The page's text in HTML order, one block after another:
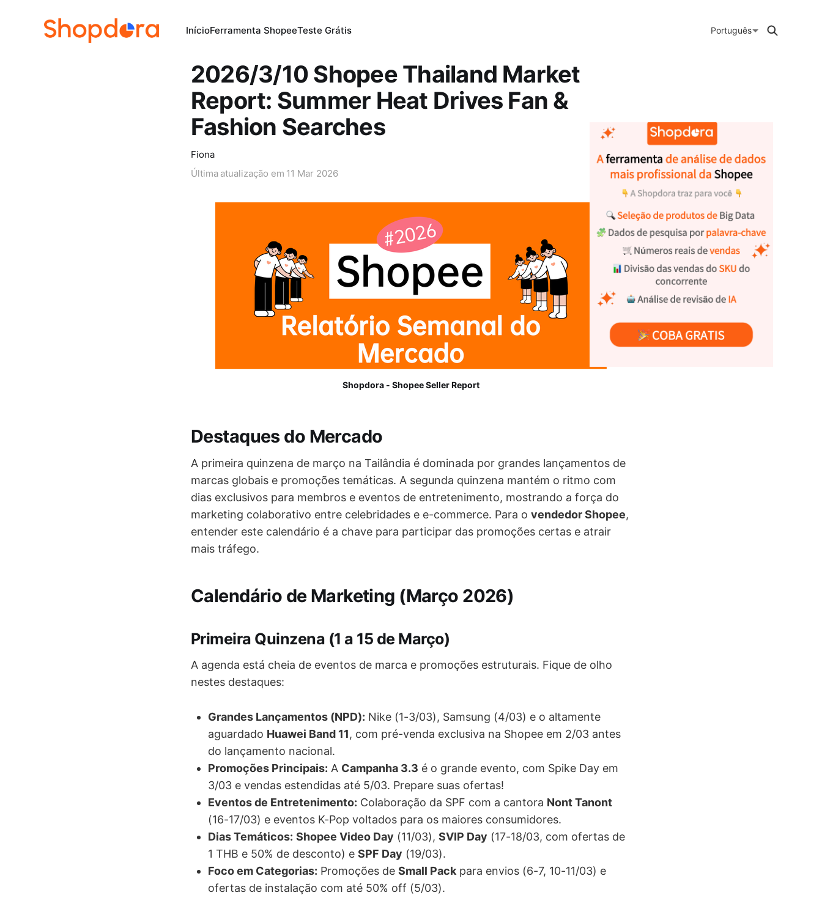
InícioFerramenta ShopeeTeste Grátis Português
2026/3/10 Shopee Thailand Market
Report: Summer Heat Drives Fan &
Fashion Searches
Fiona
Última atualização em 11 Mar 2026
Shopdora - Shopee Seller Report
Destaques do Mercado
A primeira quinzena de março na Tailândia é dominada por grandes lançamentos de
marcas globais e promoções temáticas. A segunda quinzena mantém o ritmo com
dias exclusivos para membros e eventos de entretenimento, mostrando a força do
marketing colaborativo entre celebridades e e-commerce. Para o vendedor Shopee,
entender este calendário é a chave para participar das promoções certas e atrair
mais tráfego.
Calendário de Marketing (Março 2026)
Primeira Quinzena (1 a 15 de Março)
A agenda está cheia de eventos de marca e promoções estruturais. Fique de olho
nestes destaques:
Grandes Lançamentos (NPD): Nike (1-3/03), Samsung (4/03) e o altamente
aguardado Huawei Band 11, com pré-venda exclusiva na Shopee em 2/03 antes
do lançamento nacional.
Promoções Principais: A Campanha 3.3 é o grande evento, com Spike Day em
3/03 e vendas estendidas até 5/03. Prepare suas ofertas!
Eventos de Entretenimento: Colaboração da SPF com a cantora Nont Tanont
(16-17/03) e eventos K-Pop voltados para os maiores consumidores.
Dias Temáticos: Shopee Video Day (11/03), SVIP Day (17-18/03, com ofertas de
1 THB e 50% de desconto) e SPF Day (19/03).
Foco em Categorias: Promoções de Small Pack para envios (6-7, 10-11/03) e
ofertas de instalação com até 50% off (5/03).